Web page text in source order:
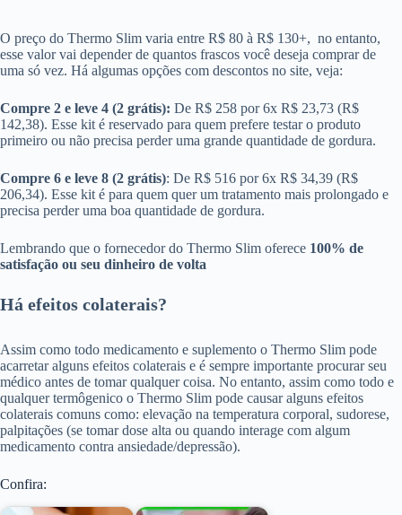
O preço do Thermo Slim varia entre R$ 80 à R$ 130+, no entanto,
esse valor vai depender de quantos frascos você deseja comprar de
uma só vez. Há algumas opções com descontos no site, veja:
Compre 2 e leve 4 (2 grátis): De R$ 258 por 6x R$ 23,73 (R$
142,38). Esse kit é reservado para quem prefere testar o produto
primeiro ou não precisa perder uma grande quantidade de gordura.
Compre 6 e leve 8 (2 grátis): De R$ 516 por 6x R$ 34,39 (R$
206,34). Esse kit é para quem quer um tratamento mais prolongado e
precisa perder uma boa quantidade de gordura.
Lembrando que o fornecedor do Thermo Slim oferece 100% de
satisfação ou seu dinheiro de volta
Há efeitos colaterais?
Assim como todo medicamento e suplemento o Thermo Slim pode
acarretar alguns efeitos colaterais e é sempre importante procurar seu
médico antes de tomar qualquer coisa. No entanto, assim como todo e
qualquer termôgenico o Thermo Slim pode causar alguns efeitos
colaterais comuns como: elevação na temperatura corporal, sudorese,
palpitações (se tomar dose alta ou quando interage com algum
medicamento contra ansiedade/depressão).
Confira: